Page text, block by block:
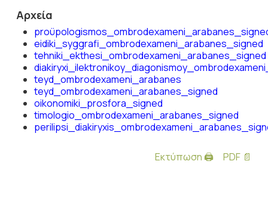
Αρχεία
eidiki_syggrafi_ombrodexameni_arabanes_signed
tehniki_ekthesi_ombrodexameni_arabanes_signed
teyd_ombrodexameni_arabanes
teyd_ombrodexameni_arabanes_signed
oikonomiki_prosfora_signed
timologio_ombrodexameni_arabanes_signed
Εκτύπωση 🖨 PDF 📄